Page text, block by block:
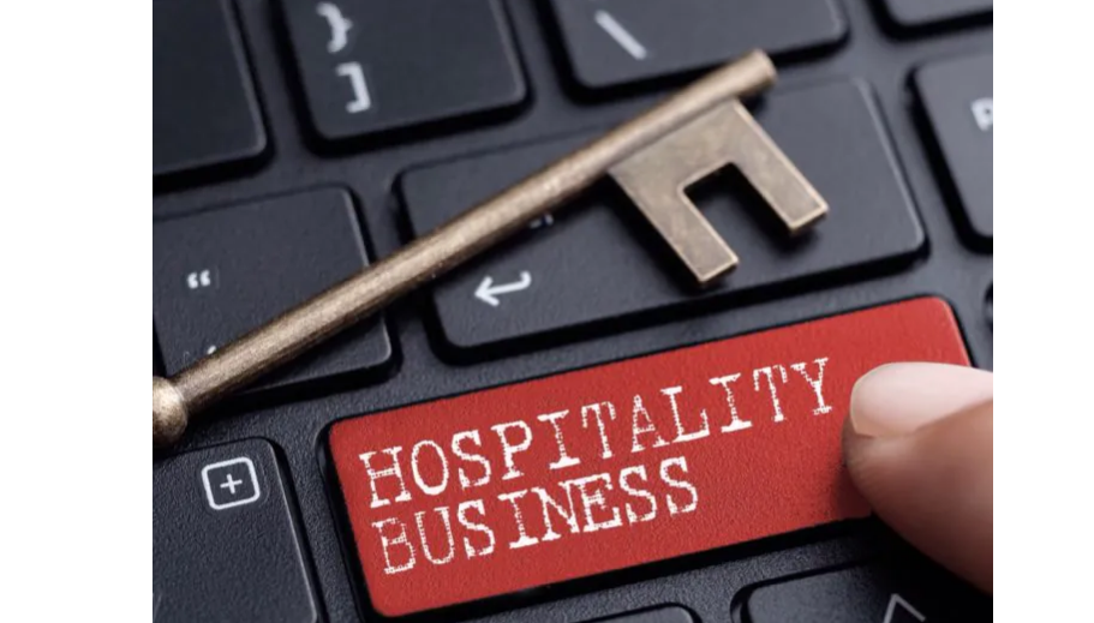
広告掲載 プライバシーポリシー
Official Social account